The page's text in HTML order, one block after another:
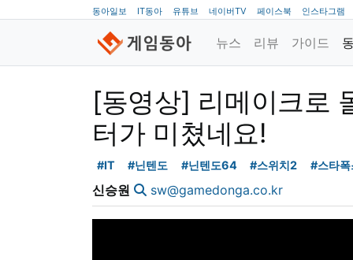
동아일보 IT동아 유튜브 네이버TV 페이스북 인스타그램
뉴스 리뷰 가이드
[동영상] 리메이크로
터가 미쳤네요!
#IT #닌텐도 #닌텐도64 #스위치2 #스타폭
신승원 sw@gamedonga.co.kr